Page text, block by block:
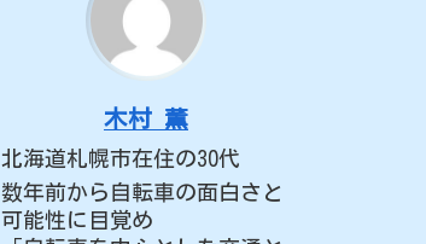
木村 薫
北海道札幌市在住の30代
数年前から自転車の面白さと
可能性に目覚め